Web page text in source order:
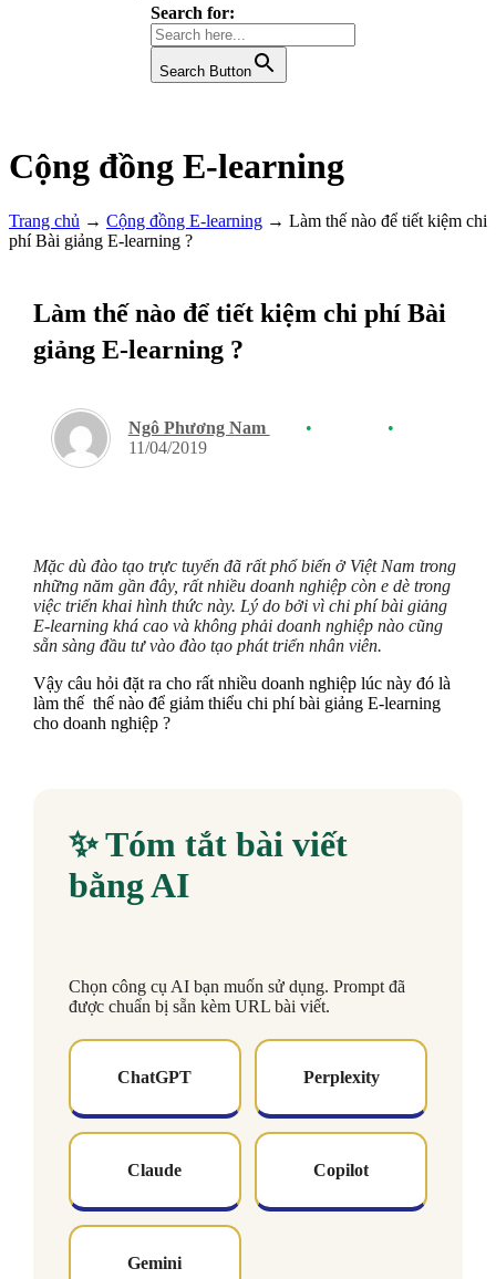
Search for:
Search Button
Cộng đồng E-learning
Trang chủ → Cộng đồng E-learning → Làm thế nào để tiết kiệm chi
phí Bài giảng E-learning ?
Làm thế nào để tiết kiệm chi phí Bài
giảng E-learning ?
Ngô Phương Nam •
•
11/04/2019
Mặc dù đào tạo trực tuyến đã rất phổ biến ở Việt Nam trong
những năm gần đây, rất nhiều doanh nghiệp còn e dè trong
việc triển khai hình thức này. Lý do bởi vì chi phí bài giảng
E-learning khá cao và không phải doanh nghiệp nào cũng
sẵn sàng đầu tư vào đào tạo phát triển nhân viên.
Vậy câu hỏi đặt ra cho rất nhiều doanh nghiệp lúc này đó là
làm thế thế nào để giảm thiểu chi phí bài giảng E-learning
cho doanh nghiệp ?
✨ Tóm tắt bài viết
bằng AI
Chọn công cụ AI bạn muốn sử dụng. Prompt đã
được chuẩn bị sẵn kèm URL bài viết.
ChatGPT Perplexity
Claude Copilot
Gemini